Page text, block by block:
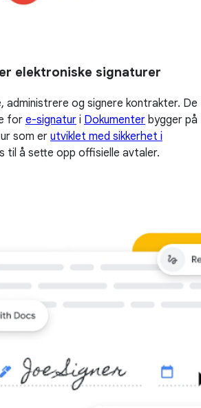
elektroniske signaturer
administrere og signere kontrakter. De
for e-signatur i Dokumenter bygger på
som erutviklet med sikkerhet i
til å sette opp offisielle avtaler.